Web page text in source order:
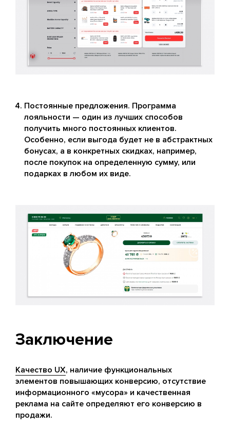
Постоянные предложения. Программа
лояльности — один из лучших способов
получить много постоянных клиентов.
Особенно, если выгода будет не в абстрактных
бонусах, а в конкретных скидках, например,
после покупок на определенную сумму, или
подарках в любом их виде.
Заключение
Качество UX, наличие функциональных
элементов повышающих конверсию, отсутствие
информационного «мусора» и качественная
реклама на сайте определяют его конверсию в
продажи.